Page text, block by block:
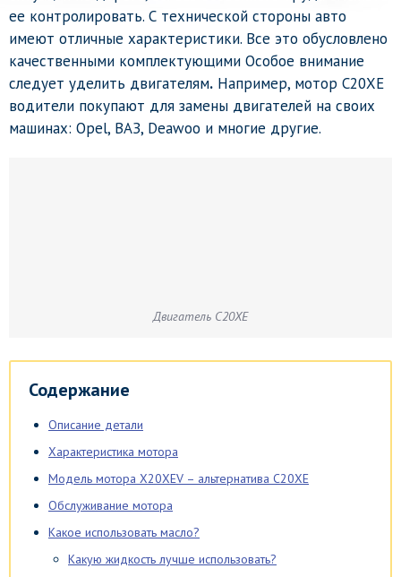
ее контролировать. С технической стороны авто
имеют отличные характеристики. Все это обусловлено
качественными комплектующими Особое внимание
следует уделить двигателям. Например, мотор C20XE
водители покупают для замены двигателей на своих
машинах: Opel, ВАЗ, Deawoo и многие другие.
Двигатель C20XE
Содержание
Описание детали
Характеристика мотора
Модель мотора Х20XEV – альтернатива С20ХЕ
Обслуживание мотора
Какое использовать масло?
Какую жидкость лучше использовать?